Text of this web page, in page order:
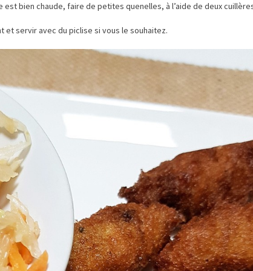
est bien chaude, faire de petites quenelles, à l’aide de deux
et servir avec du piclise si vous le souhaitez.